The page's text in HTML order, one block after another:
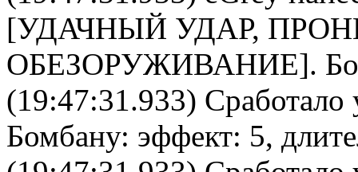
[УДАЧНЫЙ УДАР,
ОБЕЗОРУЖИВАНИЕ].
(19:47:31.933) Сработало
Бомбану: эффект: 5,